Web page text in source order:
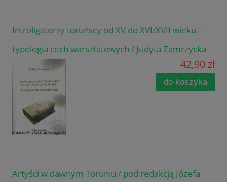
Introligatorzy toruńscy od XV do XVI/XVII wieku -
typologia cech warsztatowych / Judyta Zamrzycka
42,90 zł
do koszyka
Artyści w dawnym Toruniu / pod redakcją Józefa